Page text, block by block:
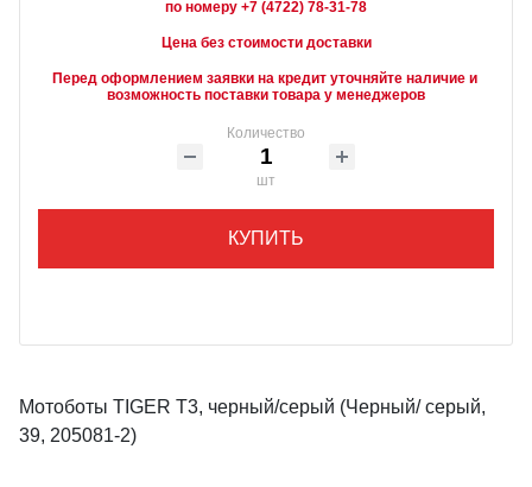
Цена без стоимости доставки
Перед оформлением заявки на кредит уточняйте наличие и
возможность поставки товара у менеджеров
Количество
шт
КУПИТЬ
Мотоботы TIGER T3, черный/серый (Черный/ серый,
39, 205081-2)